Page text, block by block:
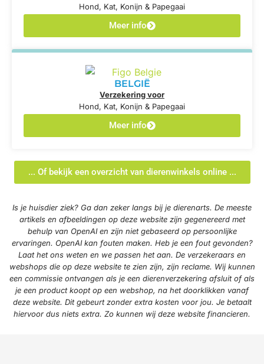
Hond, Kat, Konijn & Papegaai
Meer info
BELGIË
Verzekering voor
Hond, Kat, Konijn & Papegaai
Meer info
... Of bekijk een overzicht van dierenwinkels online ...
Is je huisdier ziek? Ga dan zeker langs bij je dierenarts. De meeste
artikels en afbeeldingen op deze website zijn gegenereerd met
behulp van OpenAI en zijn niet gebaseerd op persoonlijke
ervaringen. OpenAI kan fouten maken. Heb je een fout gevonden?
Laat het ons weten en we passen het aan. De verzekeraars en
webshops die op deze website te zien zijn, zijn reclame. Wij kunnen
een commissie ontvangen als je een dierenverzekering afsluit of als
je een product koopt op een webshop, na het doorklikken vanaf
deze website. Dit gebeurt zonder extra kosten voor jou. Je betaalt
hiervoor dus niets extra. Zo kunnen wij deze website financieren.